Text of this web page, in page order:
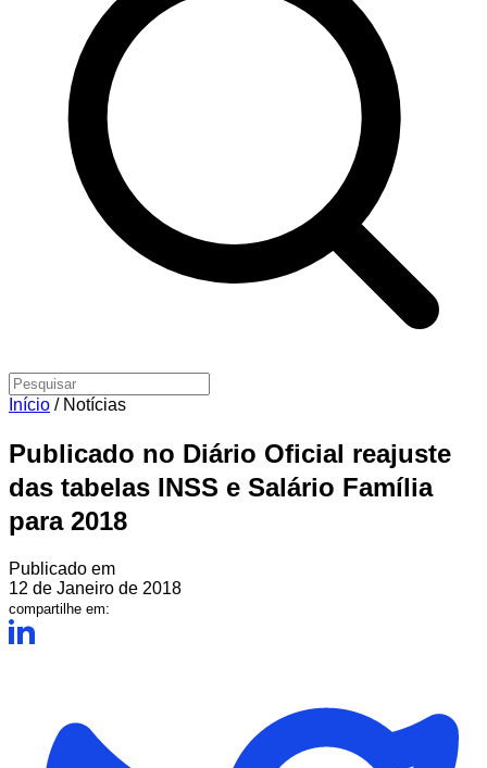
Início / Notícias
Publicado no Diário Oficial reajuste
das tabelas INSS e Salário Família
para 2018
Publicado em
12 de Janeiro de 2018
compartilhe em: